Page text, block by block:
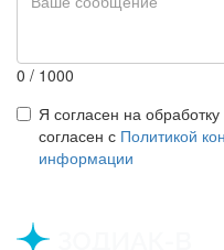
0 / 1000
Я согласен на
согласен с Политикой
информации